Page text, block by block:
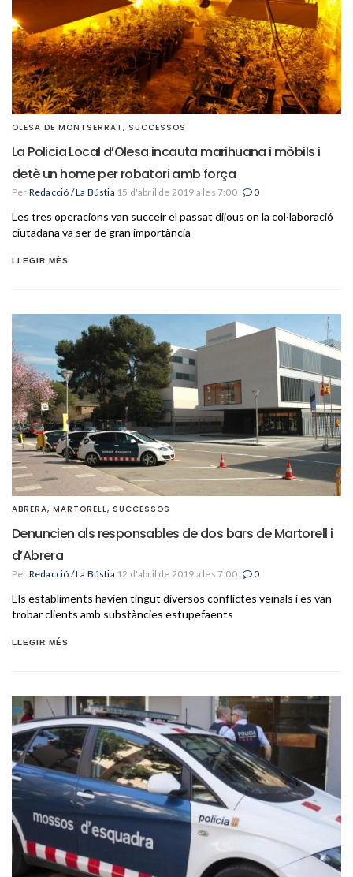
OLESA DE MONTSERRAT, SUCCESSOS
La Policia Local d’Olesa incauta marihuana i mòbils i
detè un home per robatori amb força
Per Redacció / La Bústia 15 d'abril de 2019 a les 7:00 0
Les tres operacions van succeir el passat dijous on la col·laboració
ciutadana va ser de gran importància
LLEGIR MÉS
ABRERA, MARTORELL, SUCCESSOS
Denuncien als responsables de dos bars de Martorell i
d’Abrera
Per Redacció / La Bústia 12 d'abril de 2019 a les 7:00 0
Els establiments havien tingut diversos conflictes veïnals i es van
trobar clients amb substàncies estupefaents
LLEGIR MÉS